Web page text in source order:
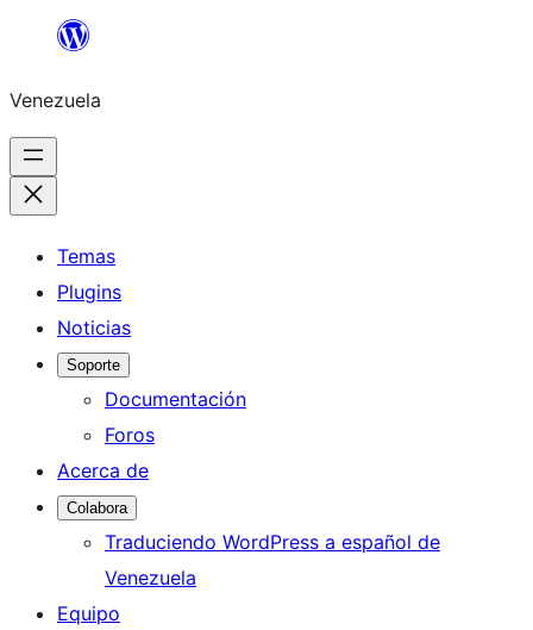
Saltar
contenido
Venezuela
Temas
Plugins
Noticias
Soporte
Documentación
Foros
Acerca de
Colabora
Traduciendo WordPress a español de
Venezuela
Equipo